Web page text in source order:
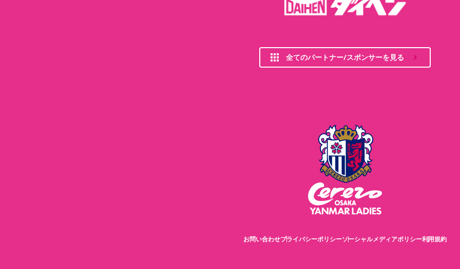
全てのパートナー/スポンサーを見る
お問い合わせプライバシーポリシーソーシャルメディアポリシー利用規約